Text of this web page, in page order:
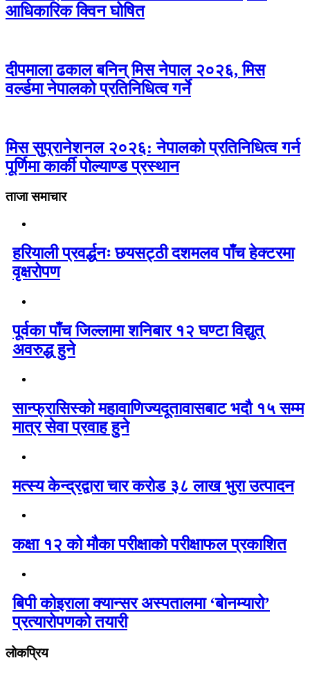
आधिकारिक क्विन घोषित
दीपमाला ढकाल बनिन् मिस नेपाल २०२६, मिस
वर्ल्डमा नेपालको प्रतिनिधित्व गर्ने
मिस सुप्रानेशनल २०२६: नेपालको प्रतिनिधित्व गर्न
पूर्णिमा कार्की पोल्याण्ड प्रस्थान
ताजा समाचार
हरियाली प्रवर्द्धनः छयसट्ठी दशमलव पाँच हेक्टरमा
वृक्षरोपण
पूर्वका पाँच जिल्लामा शनिबार १२ घण्टा विद्युत्
अवरुद्ध हुने
सान्फ्रासिस्को महावाणिज्यदूतावासबाट भदौ १५ सम्म
मात्र सेवा प्रवाह हुने
मत्स्य केन्द्रद्वारा चार करोड ३८ लाख भुरा उत्पादन
कक्षा १२ को मौका परीक्षाको परीक्षाफल प्रकाशित
बिपी कोइराला क्यान्सर अस्पतालमा ‘बोनम्यारो’
प्रत्यारोपणको तयारी
लोकप्रिय